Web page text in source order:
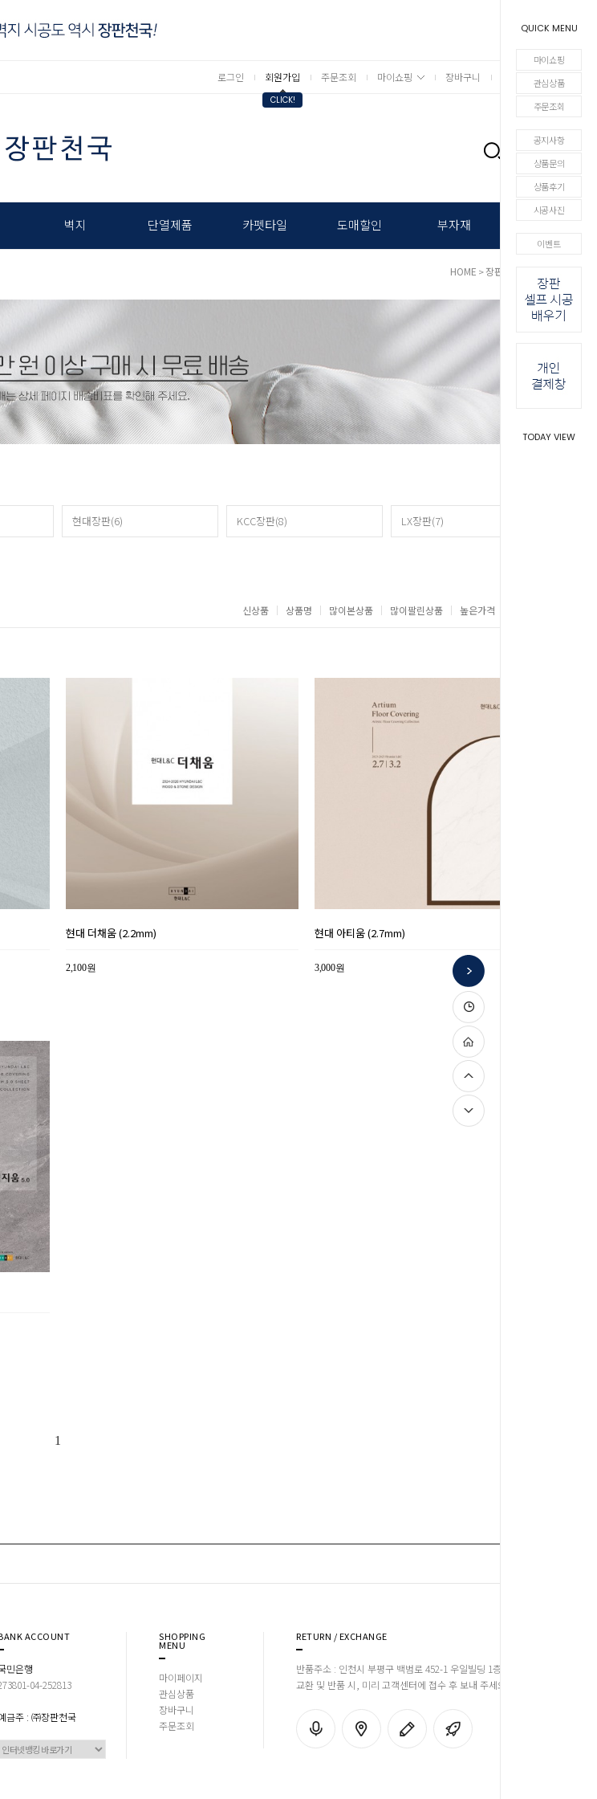
QUICK MENU
마이쇼핑
관심상품
주문조회
공지사항
상품문의
상품후기
시공사진
이벤트
TODAY VIEW
로그인 회원가입
CLICK!
주문조회 마이쇼핑 장바구니
0
벽지 단열제품 카펫타일 도매할인 부자재
HOME >장판
현대장판(6) KCC장판(8) LX장판(7)
신상품 상품명 많이본상품 많이팔린상품 높은가격
현대 더채움 (2.2mm)
2,100원
현대 아티움 (2.7mm)
3,000원
1
ACCOUNT
민은행
04-252813
금주 : ㈜장판천국
SHOPPING
MENU
마이페이지
관심상품
장바구니
주문조회
RETURN / EXCHANGE
반품주소 : 인천시 부평구 백범로 452-1 우일빌딩 1층 장판천국
교환 및 반품 시, 미리 고객센터에 접수 후 보내 주세요!